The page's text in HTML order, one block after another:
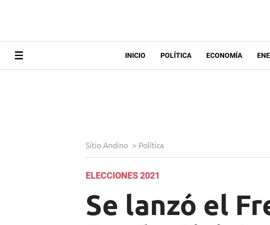
INICIO POLÍTICA ECONOMÍA
Sitio Andino > Política
ELECCIONES 2021
Se lanzó el